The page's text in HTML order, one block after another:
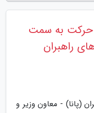
حرکت به سمت
راهبران
(پانا) - معاون وزیر و